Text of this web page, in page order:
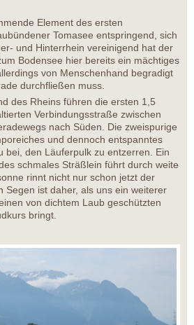
Element des ersten
Tomasee entspringend, sich
und Hinterrhein vereinigend hat der
Bodensee hier bereits ein mächtiges
von Menschenhand begradigt
durchfließen muss.
des Rheins führen die ersten 1,5
Verbindungsstraße zwischen
nach Süden. Die zweispurige
und dennoch entspanntes
bei, den Läuferpulk zu entzerren. Ein
schmales Sträßlein führt durch weite
rinnt nicht nur schon jetzt der
Segen ist daher, als uns ein weiterer
von dichtem Laub geschützten
bringt.